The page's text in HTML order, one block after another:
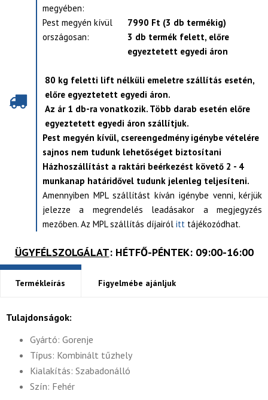
megyében:
Pest megyén kívül
országosan:
7990 Ft (3 db termékig)
3 db termék felett, előre
egyeztetett egyedi áron
80 kg feletti lift nélküli emeletre szállítás esetén,
előre egyeztetett egyedi áron.
Az ár 1 db-ra vonatkozik. Több darab esetén előre
egyeztetett egyedi áron szállítjuk.
Pest megyén kívül, csereengedmény igénybe vételére
sajnos nem tudunk lehetőséget biztosítani
Házhoszállítást a raktári beérkezést követő 2 - 4
munkanap határidővel tudunk jelenleg teljesíteni.
Amennyiben MPL szállítást kíván igénybe venni, kérjük
jelezze a megrendelés leadásakor a megjegyzés
mezőben. Az MPL szállítás díjairól itt tájékozódhat.
ÜGYFÉLSZOLGÁLAT: HÉTFŐ-PÉNTEK: 09:00-16:00
Termékleírás Figyelmébe ajánljuk
Tulajdonságok:
Gyártó: Gorenje
Típus: Kombinált tűzhely
Kialakítás: Szabadonálló
Szín: Fehér